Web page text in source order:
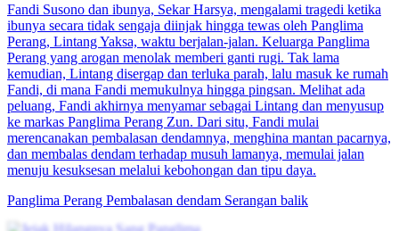
Fandi Susono dan ibunya, Sekar Harsya, mengalami tragedi ketika
ibunya secara tidak sengaja diinjak hingga tewas oleh Panglima
Perang, Lintang Yaksa, waktu berjalan-jalan. Keluarga Panglima
Perang yang arogan menolak memberi ganti rugi. Tak lama
kemudian, Lintang disergap dan terluka parah, lalu masuk ke rumah
Fandi, di mana Fandi memukulnya hingga pingsan. Melihat ada
peluang, Fandi akhirnya menyamar sebagai Lintang dan menyusup
ke markas Panglima Perang Zun. Dari situ, Fandi mulai
merencanakan pembalasan dendamnya, menghina mantan pacarnya,
dan membalas dendam terhadap musuh lamanya, memulai jalan
menuju kesuksesan melalui kebohongan dan tipu daya.
Panglima Perang Pembalasan dendam Serangan balik